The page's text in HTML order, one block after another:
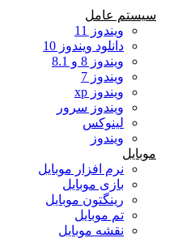
سیستم عامل
ویندوز 11
دانلود ویندوز 10
ویندوز 8 و 8.1
ویندوز 7
ویندوز xp
ویندوز سرور
لینوکس
ویندوز
موبایل
نرم افزار موبایل
بازی موبایل
رینگتون موبایل
تم موبایل
نقشه موبایل